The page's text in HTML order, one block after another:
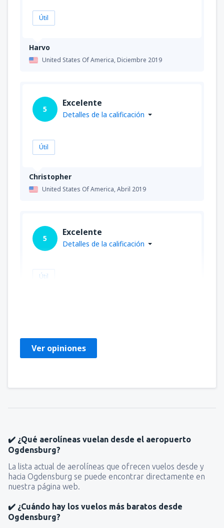
Harvo
United States Of America,Diciembre 2019
Útil
Christopher
United States Of America,Abril 2019
5
Excelente
Detalles de la calificación
Útil
5
Excelente
Detalles de la calificación
Útil
Ver opiniones
✔️ ¿Qué aerolíneas vuelan desde el aeropuerto
Ogdensburg?
La lista actual de aerolíneas que ofrecen vuelos desde y
hacia Ogdensburg se puede encontrar directamente en
nuestra página web.
✔️ ¿Cuándo hay los vuelos más baratos desde
Ogdensburg?